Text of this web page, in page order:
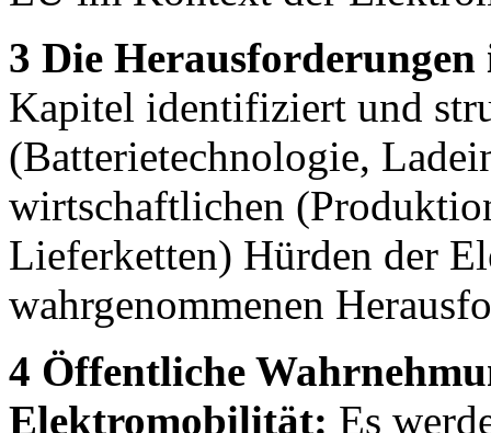
3 Die
Kapitel identifiziert und
(Batterietechnologie,
wirtschaftlichen
Lieferketten) Hürden der
wahrgenommenen
4 Öffentliche
Elektromobilität: Es